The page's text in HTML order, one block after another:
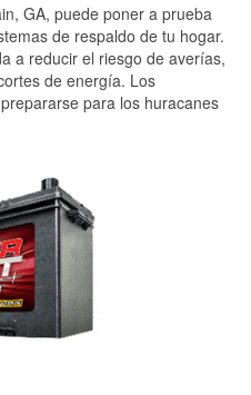
GA, puede poner a prueba
de respaldo de tu hogar.
a reducir el riesgo de averías,
de energía. Los
para los huracanes